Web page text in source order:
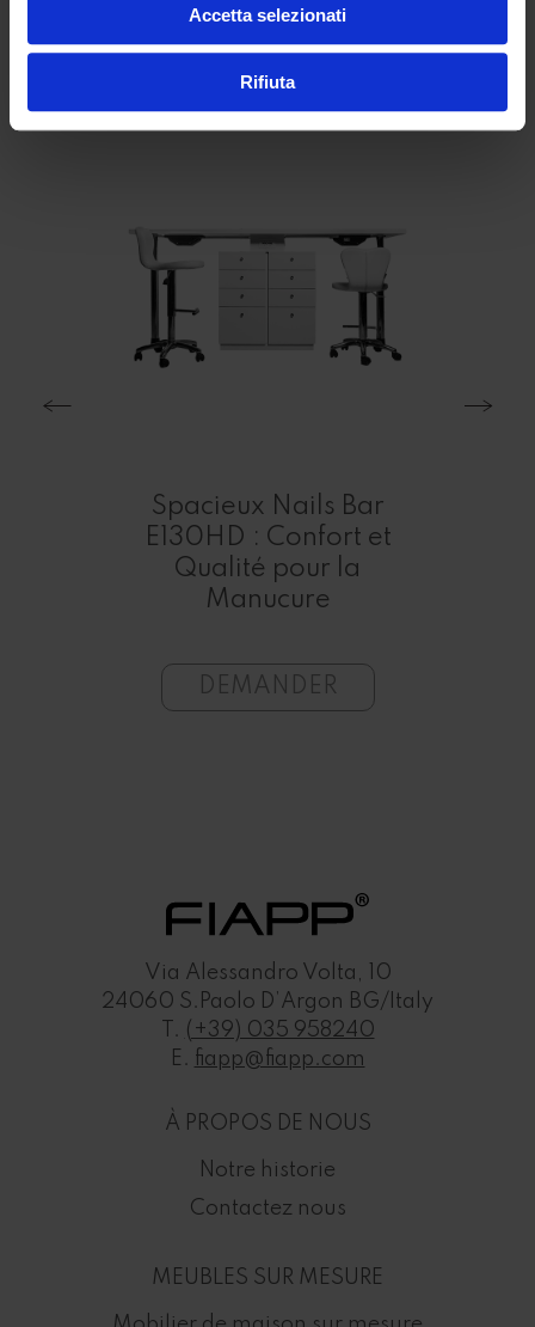
Accetta selezionati
Rifiuta
Spacieux Nails Bar
E130HD : Confort et
Qualité pour la
Manucure
DEMANDER
Via Alessandro Volta, 10
24060 S.Paolo D’Argon BG/Italy
T. (+39) 035 958240
E. fiapp@fiapp.com
À PROPOS DE NOUS
Notre historie
Contactez nous
MEUBLES SUR MESURE